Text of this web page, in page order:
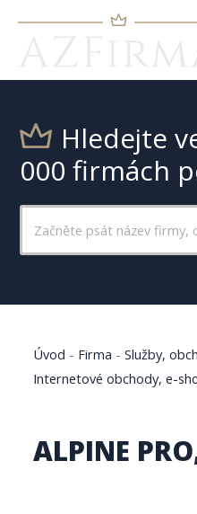
Hledejte
000 firmách
Úvod - Firma -Služby,
Internetové obchody, e-
ALPINE